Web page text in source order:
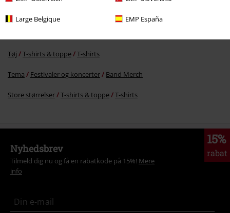
Large Belgique EMP España
Store størrelser
Tøj T-shirts & toppe T-shirts
Tema Festivaler og koncerter Band Merch
Store størrelser T-shirts & toppe T-shirts
15%
rabat
Nyhedsbrev
Tilmeld dig nu og få en rabatkode på 15%! Mere
info